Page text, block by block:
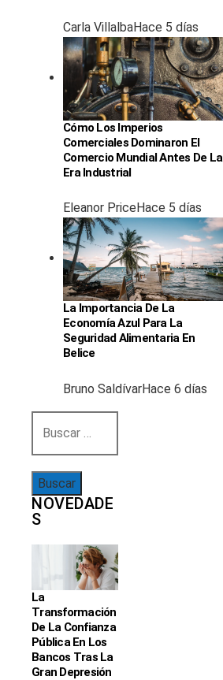
Carla VillalbaHace 5 días
Cómo Los Imperios
Comerciales Dominaron El
Comercio Mundial Antes De La
Era Industrial
Eleanor Price Hace 5 días
La Importancia De La
Economía Azul Para La
Seguridad Alimentaria En
Belice
Bruno SaldívarHace 6 días
NOVEDADE
S
La
Transformación
De La Confianza
Pública En Los
Bancos Tras La
Gran Depresión